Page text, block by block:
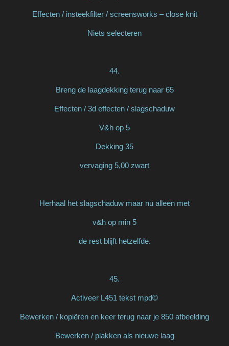
Effecten / insteekfilter / screensworks – close knit
Niets selecteren
44.
Breng de laagdekking terug naar 65
Effecten / 3d effecten / slagschaduw
V&h op 5
Dekking 35
vervaging 5,00 zwart
Herhaal het slagschaduw maar nu alleen met
v&h op min 5
de rest blijft hetzelfde.
45.
Activeer L451 tekst mpd©
Bewerken / kopiëren en keer terug naar je 850 afbeelding
Bewerken / plakken als nieuwe laag